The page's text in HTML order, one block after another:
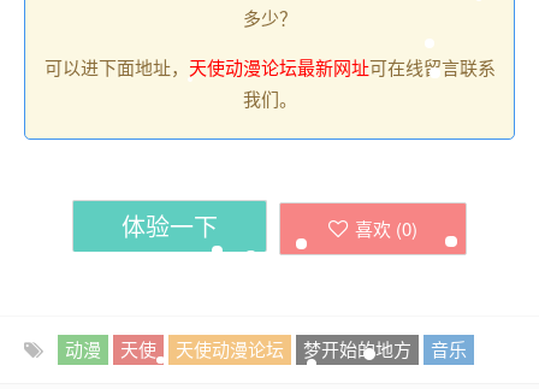
多少？
可以进下面地址， 天使动漫论坛最新网址可在线留言联系
我们。
体验一下 喜欢 (0)
动漫 天使 天使动漫论坛 梦开始的地方 音乐